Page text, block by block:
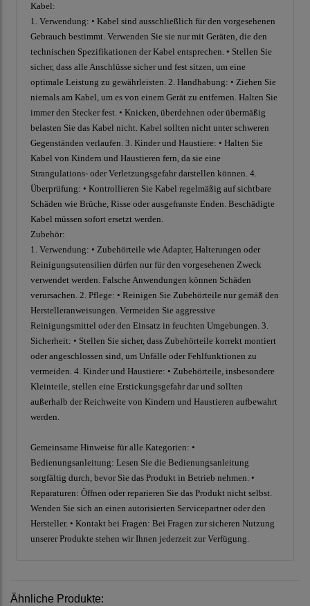
Kabel:
1. Verwendung: • Kabel sind ausschließlich für den vorgesehenen
Gebrauch bestimmt. Verwenden Sie sie nur mit Geräten, die den
technischen Spezifikationen der Kabel entsprechen. • Stellen Sie
sicher, dass alle Anschlüsse sicher und fest sitzen, um eine
optimale Leistung zu gewährleisten. 2. Handhabung: • Ziehen Sie
niemals am Kabel, um es von einem Gerät zu entfernen. Halten Sie
immer den Stecker fest. • Knicken, überdehnen oder übermäßig
belasten Sie das Kabel nicht. Kabel sollten nicht unter schweren
Gegenständen verlaufen. 3. Kinder und Haustiere: • Halten Sie
Kabel von Kindern und Haustieren fern, da sie eine
Strangulations- oder Verletzungsgefahr darstellen können. 4.
Überprüfung: • Kontrollieren Sie Kabel regelmäßig auf sichtbare
Schäden wie Brüche, Risse oder ausgefranste Enden. Beschädigte
Kabel müssen sofort ersetzt werden.
Zubehör:
1. Verwendung: • Zubehörteile wie Adapter, Halterungen oder
Reinigungsutensilien dürfen nur für den vorgesehenen Zweck
verwendet werden. Falsche Anwendungen können Schäden
verursachen. 2. Pflege: • Reinigen Sie Zubehörteile nur gemäß den
Herstelleranweisungen. Vermeiden Sie aggressive
Reinigungsmittel oder den Einsatz in feuchten Umgebungen. 3.
Sicherheit: • Stellen Sie sicher, dass Zubehörteile korrekt montiert
oder angeschlossen sind, um Unfälle oder Fehlfunktionen zu
vermeiden. 4. Kinder und Haustiere: • Zubehörteile, insbesondere
Kleinteile, stellen eine Erstickungsgefahr dar und sollten
außerhalb der Reichweite von Kindern und Haustieren aufbewahrt
werden.
Gemeinsame Hinweise für alle Kategorien: •
Bedienungsanleitung: Lesen Sie die Bedienungsanleitung
sorgfältig durch, bevor Sie das Produkt in Betrieb nehmen. •
Reparaturen: Öffnen oder reparieren Sie das Produkt nicht selbst.
Wenden Sie sich an einen autorisierten Servicepartner oder den
Hersteller. • Kontakt bei Fragen: Bei Fragen zur sicheren Nutzung
unserer Produkte stehen wir Ihnen jederzeit zur Verfügung.
Ähnliche Produkte: